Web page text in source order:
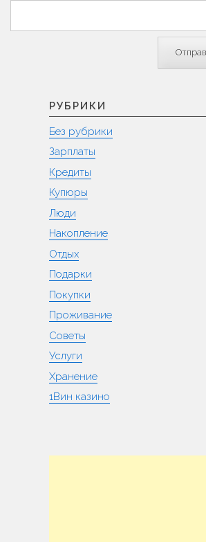
РУБРИКИ
Без рубрики
Зарплаты
Кредиты
Купюры
Люди
Накопление
Отдых
Подарки
Покупки
Проживание
Советы
Услуги
Хранение
1Вин казино